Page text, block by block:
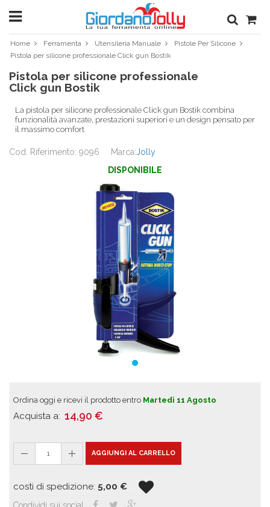
Home Ferramenta Utensileria Manuale
Pistole Per Silicone
Pistola per silicone professionale Click gun Bostik
Pistola per silicone professionale
Click gun Bostik
La pistola per silicone professionale Click gun Bostik combina
funzionalità avanzate, prestazioni superiori e un design pensato per
il massimo comfort
Cod. Riferimento: 9096 Marca:Jolly
DISPONIBILE
Ordina oggi e ricevi il prodotto entro Martedì 11 Agosto
Acquista a: 14,90 €
1 AGGIUNGI AL CARRELLO
costi di spedizione: 5,00 €